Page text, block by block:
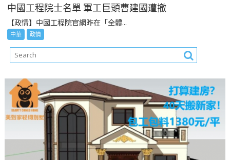
中國工程院士名單 軍工巨頭曹建國遭撤
【政情】中國工程院官網昨在「全體...
中華 政情